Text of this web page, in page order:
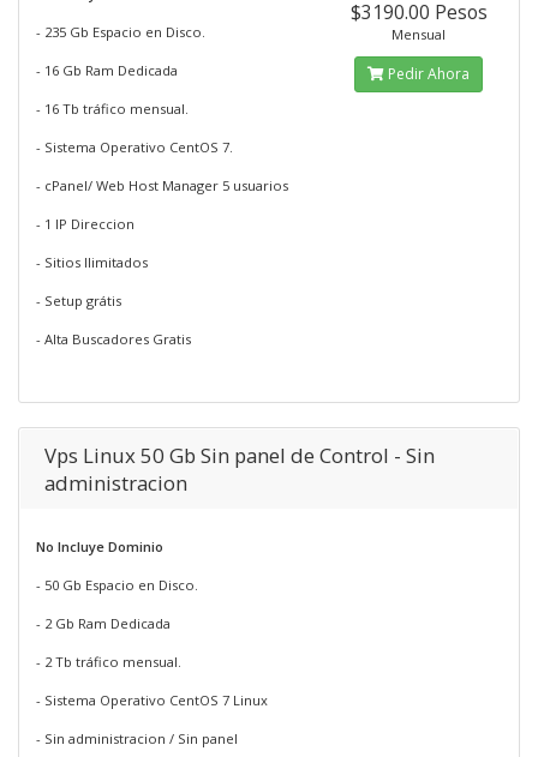
- 235 Gb Espacio en Disco.
- 16 Gb Ram Dedicada
- 16 Tb tráfico mensual.
- Sistema Operativo CentOS 7.
- cPanel/ Web Host Manager 5 usuarios
- 1 IP Direccion
- Sitios Ilimitados
- Setup grátis
- Alta Buscadores Gratis
$3190.00 Pesos
Mensual
Pedir Ahora
Vps Linux 50 Gb Sin panel de Control - Sin
administracion
No Incluye Dominio
- 50 Gb Espacio en Disco.
- 2 Gb Ram Dedicada
- 2 Tb tráfico mensual.
- Sistema Operativo CentOS 7 Linux
- Sin administracion / Sin panel